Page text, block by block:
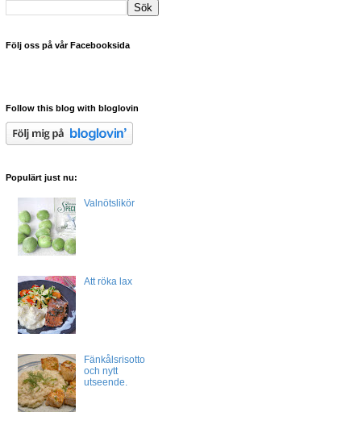
Följ oss på vår Facebooksida
Follow this blog with bloglovin
Populärt just nu:
Valnötslikör
Att röka lax
Fänkålsrisotto
och nytt
utseende.